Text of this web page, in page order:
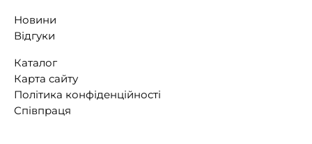
Новини
Відгуки
Каталог
Карта сайту
Політика конфіденційності
Співпраця